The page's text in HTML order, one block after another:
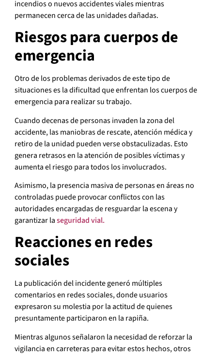
incendios o nuevos accidentes viales mientras
permanecen cerca de las unidades dañadas.
Riesgos para cuerpos de
emergencia
Otro de los problemas derivados de este tipo de
situaciones es la dificultad que enfrentan los cuerpos de
emergencia para realizar su trabajo.
Cuando decenas de personas invaden la zona del
accidente, las maniobras de rescate, atención médica y
retiro de la unidad pueden verse obstaculizadas. Esto
genera retrasos en la atención de posibles víctimas y
aumenta el riesgo para todos los involucrados.
Asimismo, la presencia masiva de personas en áreas no
controladas puede provocar conflictos con las
autoridades encargadas de resguardar la escena y
garantizar laseguridad vial.
Reacciones en redes
sociales
La publicación del incidente generó múltiples
comentarios en redes sociales, donde usuarios
expresaron su molestia por la actitud de quienes
presuntamente participaron en la rapiña.
Mientras algunos señalaron la necesidad de reforzar la
vigilancia en carreteras para evitar estos hechos, otros